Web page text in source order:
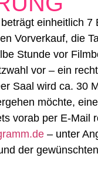
einheitlich 7
Vorverkauf, die
Stunde vor
vor – ein
Saal wird ca. 30
möchte,
vorab per E-Mail
– unter
der